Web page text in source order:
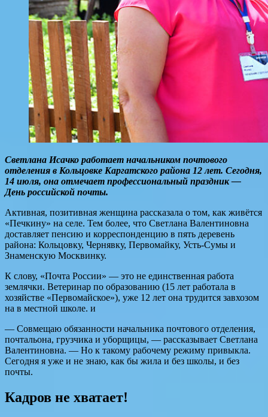
Светлана Исачко работает начальником почтового
отделения в Кольцовке Каргатского района 12 лет. Сегодня,
14 июля, она отмечает профессиональный праздник —
День российской почты.
Активная, позитивная женщина рассказала о том, как живётся
«Печкину» на селе. Тем более, что Светлана Валентиновна
доставляет пенсию и корреспонденцию в пять деревень
района: Кольцовку, Чернявку, Первомайку, Усть-Сумы и
Знаменскую Москвинку.
К слову, «Почта России» — это не единственная работа
землячки. Ветеринар по образованию (15 лет работала в
хозяйстве «Первомайское»), уже 12 лет она трудится завхозом
на в местной школе. и
— Совмещаю обязанности начальника почтового отделения,
почтальона, грузчика и уборщицы, — рассказывает Светлана
Валентиновна. — Но к такому рабочему режиму привыкла.
Сегодня я уже и не знаю, как бы жила и без школы, и без
почты.
Кадров не хватает!